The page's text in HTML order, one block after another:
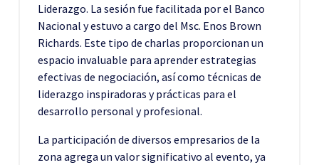
Liderazgo. La sesión fue facilitada por el Banco
Nacional y estuvo a cargo del Msc. Enos Brown
Richards. Este tipo de charlas proporcionan un
espacio invaluable para aprender estrategias
efectivas de negociación, así como técnicas de
liderazgo inspiradoras y prácticas para el
desarrollo personal y profesional.
La participación de diversos empresarios de la
zona agrega un valor significativo al evento, ya